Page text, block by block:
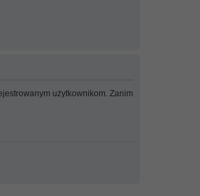
użytkownikom. Zanim